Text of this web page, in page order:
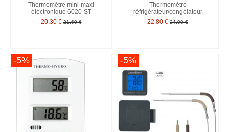
Thermomètre mini-maxi
électronique 6020-ST
20,30 € 21,60 €
Thermomètre
réfrigérateur/congélateur
22,80 € 24,00 €
-5% -5%